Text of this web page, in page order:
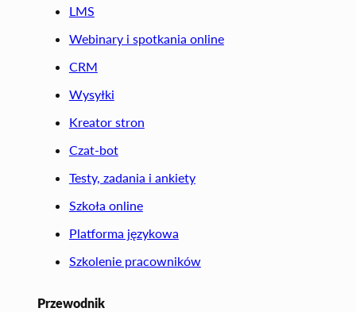
LMS
Webinary i spotkania online
CRM
Wysyłki
Kreator stron
Czat-bot
Testy, zadania i ankiety
Szkoła online
Platforma językowa
Szkolenie pracowników
Przewodnik